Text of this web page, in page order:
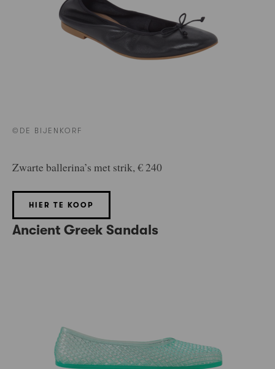
©DE BIJENKORF
Zwarte ballerina’s met strik, € 240
HIER TE KOOP
Ancient Greek Sandals